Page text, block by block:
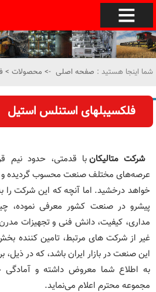
شما اینجا هستید : صفحه اصلی -> محصولات >
فلکسیبلهای استنلس استیل
شرکت متالیکانبا قدمتی، حدود نیم
عرصه‌های مختلف صنعت محسوب گردیده و
خواهد درخشید. اما آنچه که این شرکت را
پیشرو در صنعت کشور معرفی نموده،
مداری، کیفیت، دانش فنی و تجهیزات
غیر از شرکت های مرتبط، تامین کننده
این صنعت در بازار ایران باشد، که در
به اطلاع شما معروض داشته و
مجموعه محترم اعلام می‌نماید.